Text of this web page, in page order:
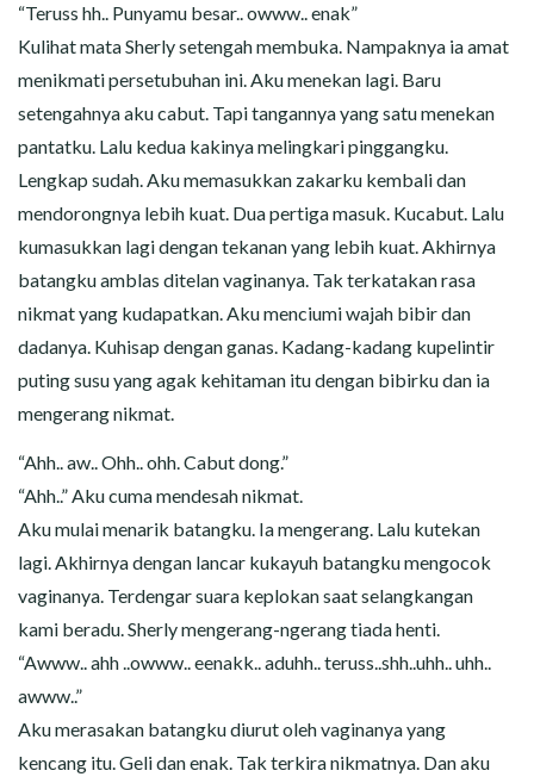
“Teruss hh.. Punyamu besar.. owww.. enak”
Kulihat mata Sherly setengah membuka. Nampaknya ia amat
menikmati persetubuhan ini. Aku menekan lagi. Baru
setengahnya aku cabut. Tapi tangannya yang satu menekan
pantatku. Lalu kedua kakinya melingkari pinggangku.
Lengkap sudah. Aku memasukkan zakarku kembali dan
mendorongnya lebih kuat. Dua pertiga masuk. Kucabut. Lalu
kumasukkan lagi dengan tekanan yang lebih kuat. Akhirnya
batangku amblas ditelan vaginanya. Tak terkatakan rasa
nikmat yang kudapatkan. Aku menciumi wajah bibir dan
dadanya. Kuhisap dengan ganas. Kadang-kadang kupelintir
puting susu yang agak kehitaman itu dengan bibirku dan ia
mengerang nikmat.
“Ahh.. aw.. Ohh.. ohh. Cabut dong.”
“Ahh..” Aku cuma mendesah nikmat.
Aku mulai menarik batangku. Ia mengerang. Lalu kutekan
lagi. Akhirnya dengan lancar kukayuh batangku mengocok
vaginanya. Terdengar suara keplokan saat selangkangan
kami beradu. Sherly mengerang-ngerang tiada henti.
“Awww.. ahh ..owww.. eenakk.. aduhh.. teruss..shh..uhh.. uhh..
awww..”
Aku merasakan batangku diurut oleh vaginanya yang
kencang itu. Geli dan enak. Tak terkira nikmatnya. Dan aku